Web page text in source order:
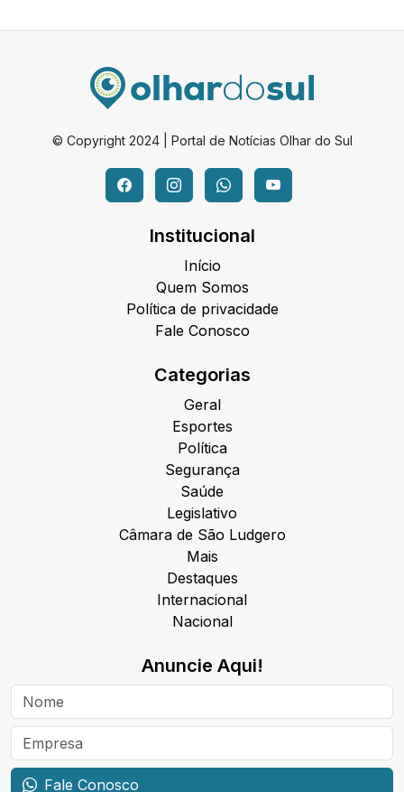
© Copyright 2024 | Portal de Notícias Olhar do Sul
Institucional
Início
Quem Somos
Política de privacidade
Fale Conosco
Categorias
Geral
Esportes
Política
Segurança
Saúde
Legislativo
Câmara de São Ludgero
Mais
Destaques
Internacional
Nacional
Anuncie Aqui!
Fale Conosco